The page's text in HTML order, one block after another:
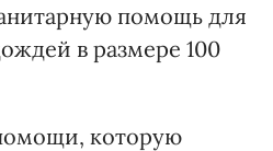
помощь для
в размере 100
которую